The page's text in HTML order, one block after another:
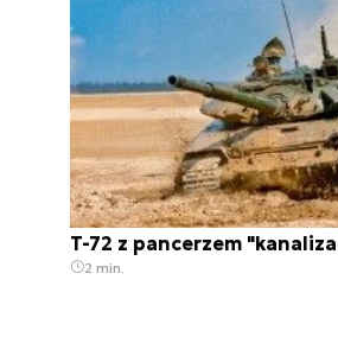
T-72 z pancerzem
2 min.